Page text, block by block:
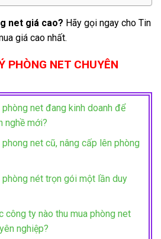
net giá cao? Hãy gọi ngay cho Tin
giá cao nhất.
PHÒNG NET CHUYÊN
phòng net đang kinh doanh để
nghề mới?
phong net cũ, nâng cấp lên phòng
phòng nét trọn gói một lần duy
công ty nào thu mua phòng net
nghiệp?